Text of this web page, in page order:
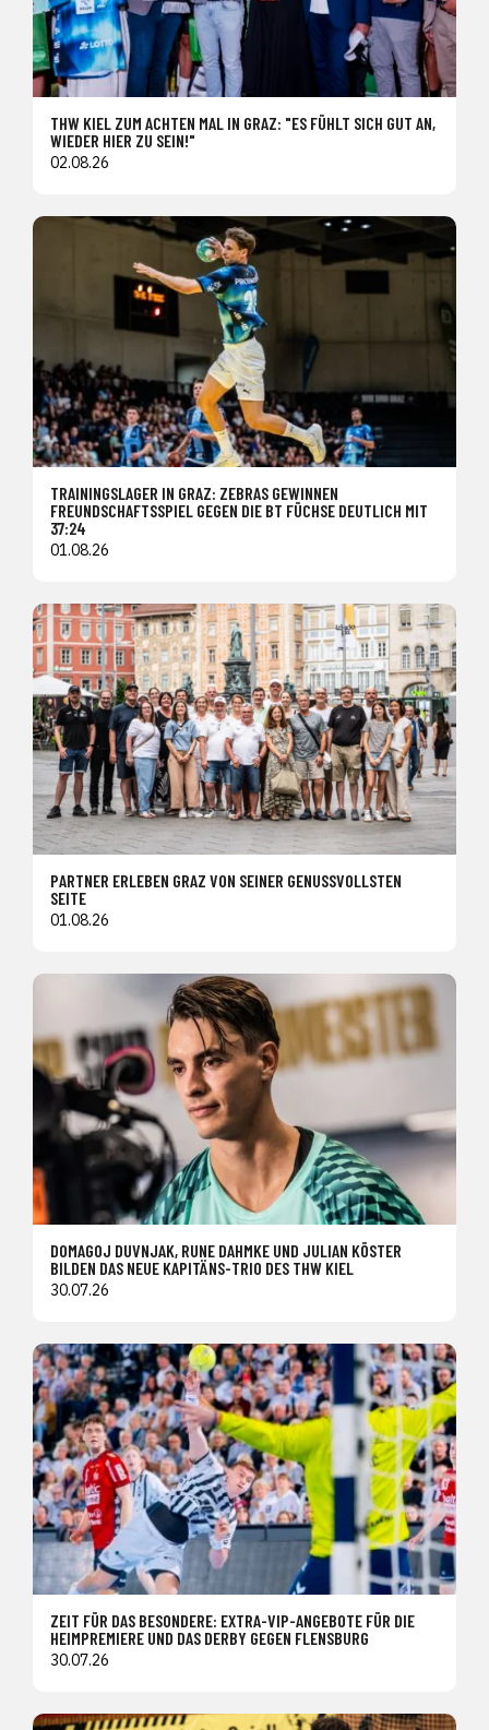
THW KIEL ZUM ACHTEN MAL IN GRAZ: "ES FÜHLT SICH GUT AN,
WIEDER HIER ZU SEIN!"
02.08.26
TRAININGSLAGER IN GRAZ: ZEBRAS GEWINNEN
FREUNDSCHAFTSSPIEL GEGEN DIE BT FÜCHSE DEUTLICH MIT
37:24
01.08.26
PARTNER ERLEBEN GRAZ VON SEINER GENUSSVOLLSTEN
SEITE
01.08.26
DOMAGOJ DUVNJAK, RUNE DAHMKE UND JULIAN KÖSTER
BILDEN DAS NEUE KAPITÄNS-TRIO DES THW KIEL
30.07.26
ZEIT FÜR DAS BESONDERE: EXTRA-VIP-ANGEBOTE FÜR DIE
HEIMPREMIERE UND DAS DERBY GEGEN FLENSBURG
30.07.26